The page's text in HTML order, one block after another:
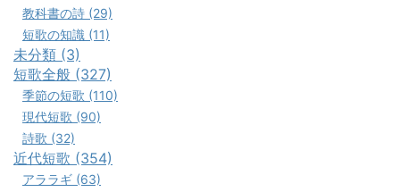
教科書の詩 (29)
短歌の知識 (11)
未分類 (3)
短歌全般 (327)
季節の短歌 (110)
現代短歌 (90)
詩歌 (32)
近代短歌 (354)
アララギ (63)